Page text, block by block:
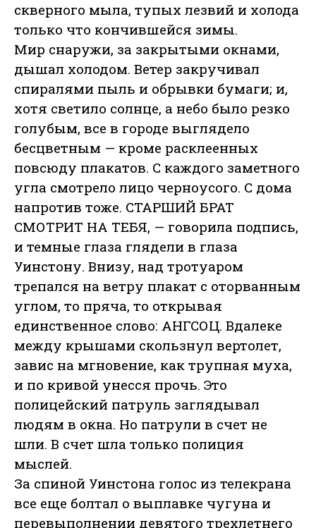
скверного мыла, тупых лезвий и холода
только что кончившейся зимы.
Мир снаружи, за закрытыми окнами,
дышал холодом. Ветер закручивал
спиралями пыль и обрывки бумаги; и,
хотя светило солнце, а небо было резко
голубым, все в городе выглядело
бесцветным — кроме расклеенных
повсюду плакатов. С каждого заметного
угла смотрело лицо черноусого. С дома
напротив тоже. СТАРШИЙ БРАТ
СМОТРИТ НА ТЕБЯ, — говорила подпись,
и темные глаза глядели в глаза
Уинстону. Внизу, над тротуаром
трепался на ветру плакат с оторванным
углом, то пряча, то открывая
единственное слово: АНГСОЦ. Вдалеке
между крышами скользнул вертолет,
завис на мгновение, как трупная муха,
и по кривой унесся прочь. Это
полицейский патруль заглядывал
людям в окна. Но патрули в счет не
шли. В счет шла только полиция
мыслей.
За спиной Уинстона голос из телекрана
все еще болтал о выплавке чугуна и
перевыполнении девятого трехлетнего